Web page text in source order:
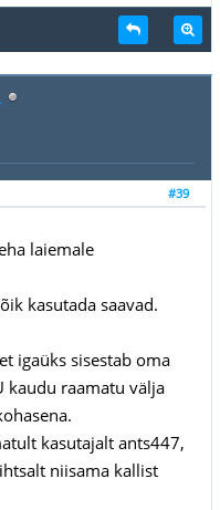
#39
laiemale
kasutada saavad.
igaüks sisestab oma
kaudu raamatu välja
kasutajalt ants447,
niisama kallist